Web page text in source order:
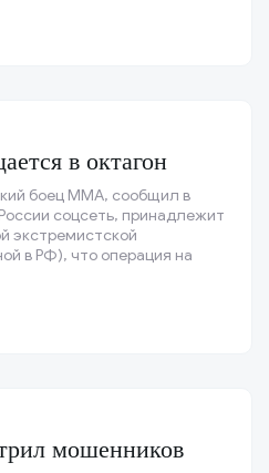
в октагон
боец ММА, сообщил в
соцсеть, принадлежит
экстремистской
в РФ), что операция на
мошенников